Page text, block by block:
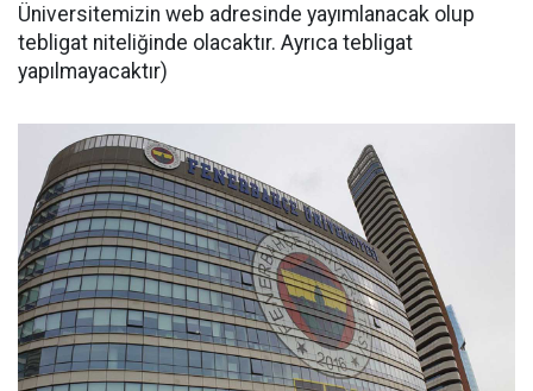
Üniversitemizin web adresinde yayımlanacak olup
tebligat niteliğinde olacaktır. Ayrıca tebligat
yapılmayacaktır)